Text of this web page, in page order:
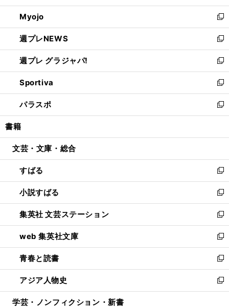
開
く
ウ
で
開
く
ン
ド
ウ
で
開
く
ウ
ィ
ン
ド
ウ
で
開
く
Myojo
新
し
い
ウ
ィ
ン
ド
ウ
で
開
週プレNEWS
新
し
い
ウ
ィ
ン
ド
ウ
開
週プレ グラジャパ!
新
し
い
ウ
ィ
ン
ウ
開
く
Sportiva
新
し
い
ウ
ン
ウ
で
開
く
パラスポ
新
し
ウ
ン
ド
ウ
で
開
く
書籍
文芸・文庫・総合
すばる
新
し
い
ウ
ィ
ン
ド
ウ
で
開
く
小説すばる
新
し
い
ウ
ィ
ン
ド
ウ
で
開
集英社 文芸ステーション
新
し
い
ウ
ィ
ン
ド
ウ
web 集英社文庫
新
し
い
ウ
ィ
ン
青春と読書
新
し
い
ウ
アジア人物史
新
し
学芸・ノンフィクション・新書